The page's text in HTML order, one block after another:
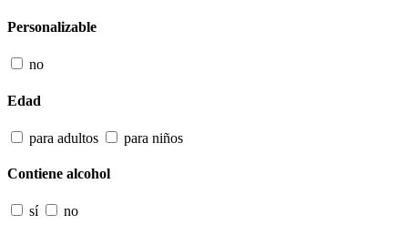
Personalizable
no
Edad
para adultos para niños
Contiene alcohol
sí no